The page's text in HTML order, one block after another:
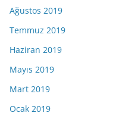
Ağustos 2019
Temmuz 2019
Haziran 2019
Mayıs 2019
Mart 2019
Ocak 2019